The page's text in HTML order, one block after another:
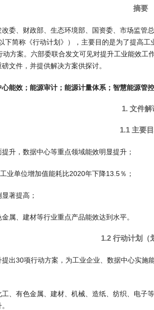
摘要
委、财政部、生态环境部、国资委、市场监管
下简称《行动计划》），主要目的是为了提高
方案。六部委联合发文可见对提升工业能效工
文件，并提供解决方案供探讨。
能效；能源审计；能源计量体系；智慧能源管
1. 文件解
1.1 主要
，数据中心等重点领域能效明显提升；
单位增加值能耗比2020年下降13.5％；
著提高；
、建材等行业重点产品能效达到水平。
1.2 行动计划（
提出30项行动方案，为工业企业、数据中心实
有色金属、建材、机械、造纸、纺织、电子